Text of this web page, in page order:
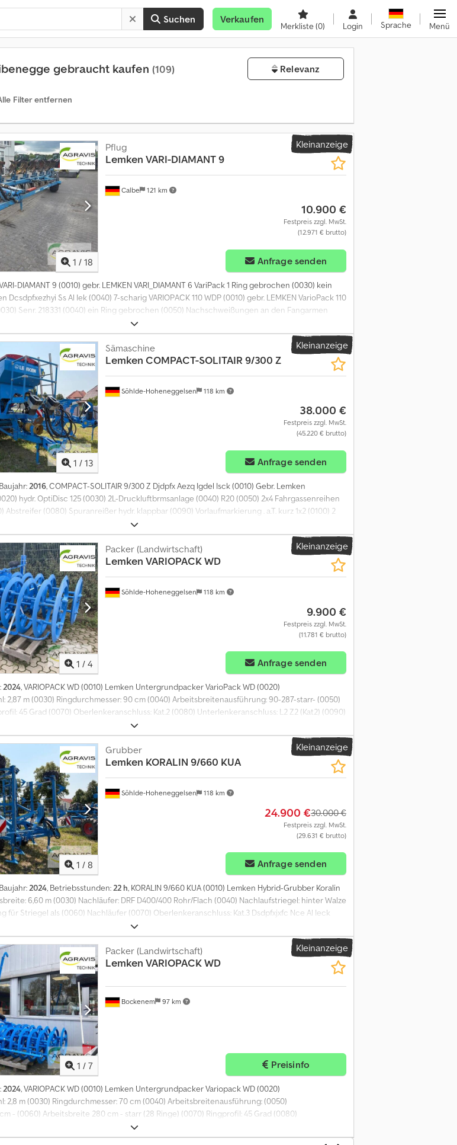
Suchen Verkaufen
Merkliste(0) Login Sprache Menü
gebraucht kaufen (109) Relevanz
Filter entfernen
Kleinanzeige
1 / 18
Calbe 121 km
Pflug
Lemken VARI-DIAMANT 9
10.900 €
Festpreis zzgl. MwSt.
(12.971 € brutto)
Anfrage senden
DIAMANT 9 (0010) gebr. LEMKEN VARI_DIAMANT 6 VariPack 1 Ring gebrochen (0030) kein
Ss Al Iek (0040) 7-scharig VARIOPACK 110 WDP (0010) gebr. LEMKEN VarioPack 110
Senr. 218331 (0040) ein Ring gebrochen (0050) Nachschweißungen an den Fangarmen
Kleinanzeige
1 / 13
Söhlde-Hoheneggelsen 118 km
Sämaschine
Lemken COMPACT-SOLITAIR 9/300 Z
38.000 €
Festpreis zzgl. MwSt.
(45.220 € brutto)
Anfrage senden
2016, COMPACT-SOLITAIR 9/300 Z Djdpfx Aezq Igdel Isck (0010) Gebr. Lemken
hydr. OptiDisc 125 (0030) 2L-Druckluftbrmsanlage (0040) R20 (0050) 2x4 Fahrgassenreihen
Abstreifer (0080) Spuranreißer hydr. klappbar (0090) Vorlaufmarkierung . a.T. kurz 1x2 (0100) 2
Tankbeleuchtung (0110) CCI-200 TGerminal (0120) CCI.Command SC, CCI.Command PT (0130)
(0140) Walzendruckregelung (0150) Füllstandüberwachung elektr. zusätzl. hi (0160)
(0170) Planierbalken hinten (0180) 1 Paar Zuführscheiben D450 (0190)
(0200) mech. Tiefeneinstellung (0210) Schnellwechselzinken ZS34 ha
Kleinanzeige
1 / 4
Söhlde-Hoheneggelsen 118 km
Packer (Landwirtschaft)
Lemken VARIOPACK WD
9.900 €
Festpreis zzgl. MwSt.
(11.781 € brutto)
Anfrage senden
2024, VARIOPACK WD (0010) Lemken Untergrundpacker VarioPack WD (0020)
2,87 m (0030) Ringdurchmesser: 90 cm (0040) Arbeitsbreitenausführung: 90-287-starr- (0050)
45 Grad (0070) Oberlenkeranschluss: Kat.2 (0080) Unterlenkeranschluss: L2 Z2 (Kat2) (0090)
Dcodpfsxfc Ifjx Al Ijk (0100) Mitnehmerarm am Pflug: Mitnehmerarm (0110) vorhanden
montiert
Kleinanzeige
1 / 8
Söhlde-Hoheneggelsen 118 km
Grubber
Lemken KORALIN 9/660 KUA
24.900 €30.000 €
Festpreis zzgl. MwSt.
(29.631 € brutto)
Anfrage senden
2024, Betriebsstunden:22 h, KORALIN 9/660 KUA (0010) Lemken Hybrid-Grubber Koralin
6,60 m (0030) Nachläufer: DRF D400/400 Rohr/Flach (0040) Nachlaufstriegel: hinter Walze
für Striegel als (0060) Nachläufer (0070) Oberlenkeranschluss: Kat.3 Dsdpfxjxfc Nce Al Ieck
L3 Z3 (Kat3) (0090) Rahmenhöhe: 550 mm (0100) Stützrad/Tastrad: 4 Stück 10.5/23-12
Scharvariante: Gänsefussschare 380 mm (0130) Tiefeneinstellung: hydraulisch (0140)
Europa Heckanbau (0160) Schutzvorrichtung: für Zinken (0170)
montiert
Kleinanzeige
1 / 7
Bockenem 97 km
Packer (Landwirtschaft)
Lemken VARIOPACK WD
Preisinfo
2024, VARIOPACK WD (0010) Lemken Untergrundpacker Variopack WD (0020)
2,8 m (0030) Ringdurchmesser: 70 cm (0040) Arbeitsbreitenausführung: (0050)
- (0060) Arbeitsbreite 280 cm - starr (28 Ringe) (0070) Ringprofil: 45 Grad (0080)
Kategorie 2 (0090) Unterlenkeranschluss: L2 Z2 (Kat2) (0100) Dreipunktturm: Transport (0110)
Arbeitsbreite cm bis 300 cm Dcedpfx Aezqp Tlsl Iek (0130) Mitnehmerarm am Pflug vorhanden